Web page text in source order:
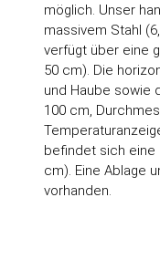
möglich. Unser
massivem Stahl
verfügt über eine
50 cm). Die
und Haube sowie
100 cm,
befindet sich eine
cm). Eine Ablage
vorhanden.